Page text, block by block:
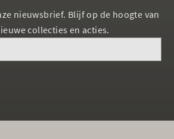
nieuwsbrief. Blijf op de hoogte van
collecties en acties.